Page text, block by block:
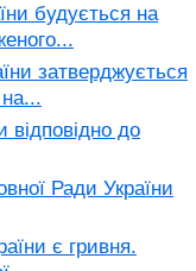
будується на
затверджується
відповідно до
Ради України
є гривня.